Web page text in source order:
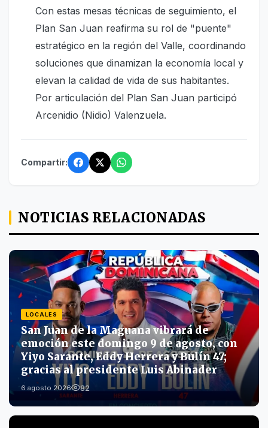
Con estas mesas técnicas de seguimiento, el
Plan San Juan reafirma su rol de "puente"
estratégico en la región del Valle, coordinando
soluciones que dinamizan la economía local y
elevan la calidad de vida de sus habitantes.
Por articulación del Plan San Juan participó
Arcenidio (Nidio) Valenzuela.
Compartir:
NOTICIAS RELACIONADAS
LOCALES
San Juan de la Maguana vibrará de
emoción este domingo 9 de agosto, con
Yiyo Sarante, Eddy Herrera y Bulín 47;
gracias al presidente Luis Abinader
6 agosto 2026 82